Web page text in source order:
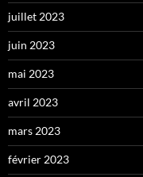
juillet 2023
juin 2023
mai 2023
avril 2023
mars 2023
février 2023